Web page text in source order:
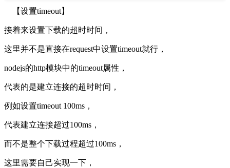
【设置timeout】
接着来设置下载的超时时间，
这里并不是直接在request中设置timeout就行，
nodejs的http模块中的timeout属性，
代表的是建立连接的超时时间，
例如设置timeout 100ms，
代表建立连接超过100ms，
而不是整个下载过程超过100ms，
这里需要自己实现一下，